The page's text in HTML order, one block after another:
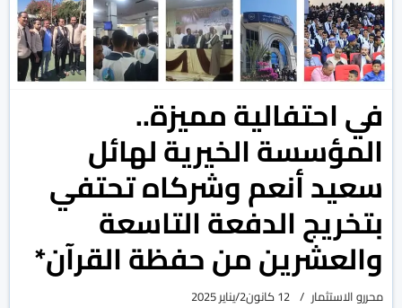
في احتفالية مميزة..
المؤسسة الخيرية لهائل
سعيد أنعم وشركاه تحتفي
بتخريج الدفعة التاسعة
والعشرين من حفظة القرآن*
محررو الاستثمار 12 كانون2/يناير 2025